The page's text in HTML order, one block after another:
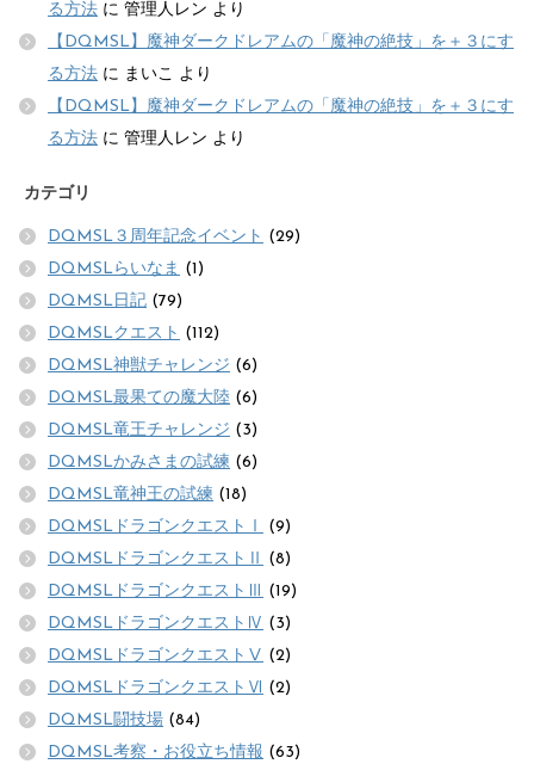
る方法 に 管理人レン より
【DQMSL】魔神ダークドレアムの「魔神の絶技」を＋３にす
る方法 に まいこ より
【DQMSL】魔神ダークドレアムの「魔神の絶技」を＋３にす
る方法 に 管理人レン より
カテゴリ
DQMSL３周年記念イベント (29)
DQMSLらいなま (1)
DQMSL日記 (79)
DQMSLクエスト (112)
DQMSL神獣チャレンジ (6)
DQMSL最果ての魔大陸 (6)
DQMSL竜王チャレンジ (3)
DQMSLかみさまの試練 (6)
DQMSL竜神王の試練 (18)
DQMSLドラゴンクエストⅠ
(9)
DQMSLドラゴンクエストⅡ (8)
DQMSLドラゴンクエストⅢ (19)
DQMSLドラゴンクエストⅣ (3)
DQMSLドラゴンクエストⅤ (2)
DQMSLドラゴンクエストⅥ (2)
DQMSL闘技場 (84)
DQMSL考察・お役立ち情報 (63)